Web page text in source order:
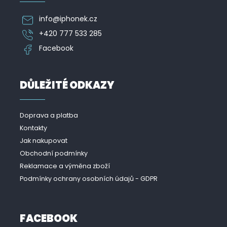
info@iphonek.cz
+420 777 533 285
Facebook
DŮLEŽITÉ ODKAZY
Doprava a platba
Kontakty
Jak nakupovat
Obchodní podmínky
Reklamace a výměna zboží
Podmínky ochrany osobních údajů - GDPR
FACEBOOK